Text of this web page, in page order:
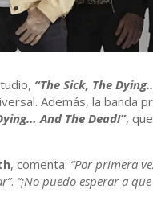
“The Sick, The
Además, la banda
And The Dead!”,
, comenta: “Por primera
. “¡No puedo esperar a